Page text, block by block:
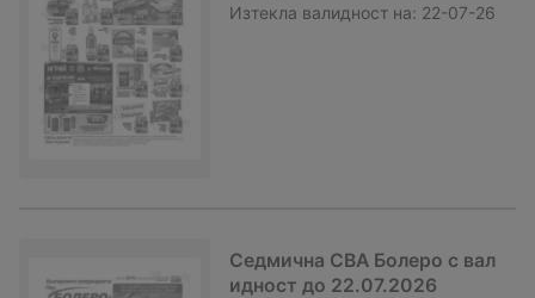
Изтекла валидност на: 22-07-26
Седмична CBA Болеро с вал
идност до 22.07.2026